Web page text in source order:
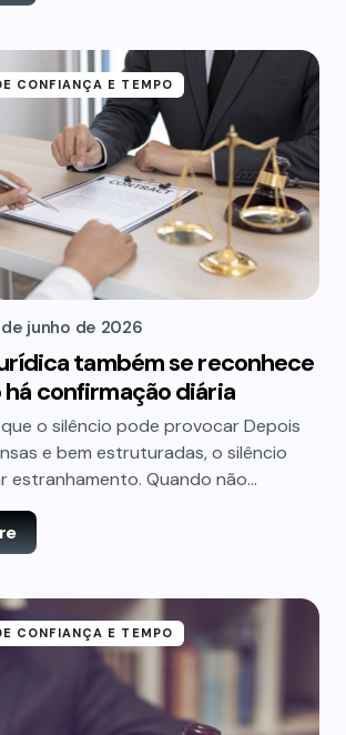
CONFIANÇA E TEMPO
de junho de 2026
também se reconhece
confirmação diária
o silêncio pode provocar Depois
e bem estruturadas, o silêncio
estranhamento. Quando não…
CONFIANÇA E TEMPO